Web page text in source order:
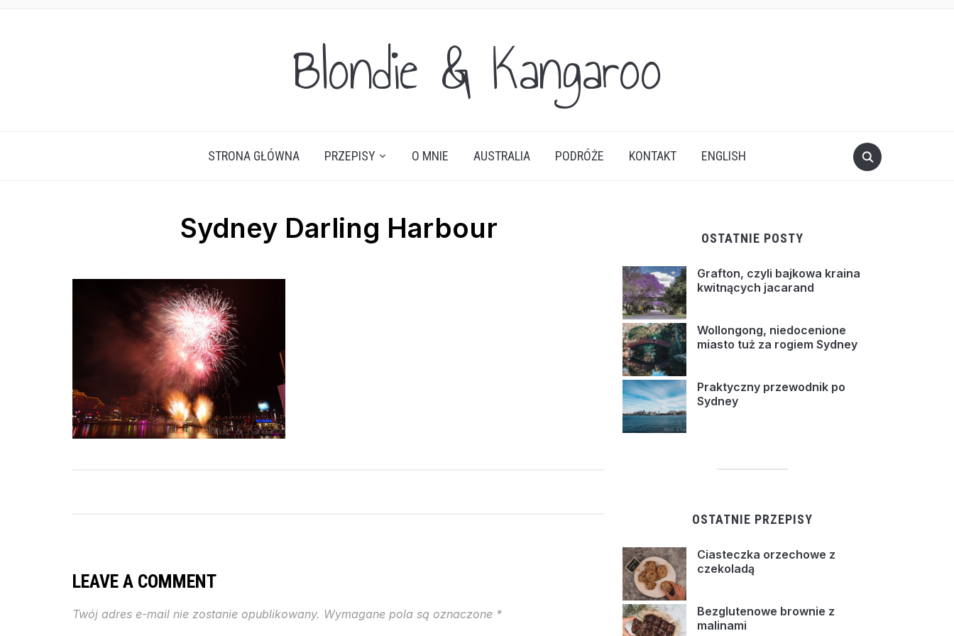
Blondie & Kangaroo
STRONA GŁÓWNA PRZEPISY O MNIE AUSTRALIA PODRÓŻE KONTAKT ENGLISH
Sydney Darling Harbour
LEAVE A COMMENT
Twój adres e-mail nie zostanie opublikowany. Wymagane pola są oznaczone *
OSTATNIE POSTY
Grafton, czyli bajkowa kraina
kwitnących jacarand
Wollongong, niedocenione
miasto tuż za rogiem Sydney
Praktyczny przewodnik po
Sydney
OSTATNIE PRZEPISY
Ciasteczka orzechowe z
czekoladą
Bezglutenowe brownie z
malinami